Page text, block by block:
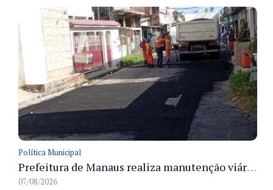
Política Municipal
Prefeitura de Manaus realiza manutenção viária e recupera pavimento na rua Almir Pedreiras em Petrópolis
07/08/2026